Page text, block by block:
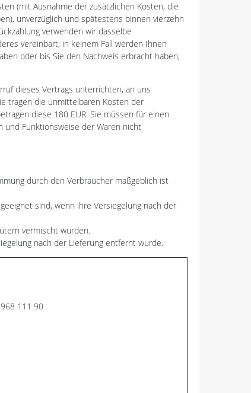
(mit Ausnahme der zusätzlichen Kosten, die
unverzüglich und spätestens binnen vierzehn
verwenden wir dasselbe
vereinbart; in keinem Fall werden Ihnen
oder bis Sie den Nachweis erbracht haben,
dieses Vertrags unterrichten, an uns
tragen die unmittelbaren Kosten der
diese 180 EUR. Sie müssen für einen
und Funktionsweise der Waren nicht
durch den Verbraucher maßgeblich ist
sind, wenn ihre Versiegelung nach der
vermischt wurden.
nach der Lieferung entfernt wurde.
111 90